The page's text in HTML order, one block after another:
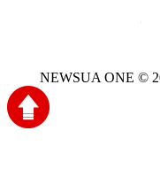
NEWSUA ONE ©